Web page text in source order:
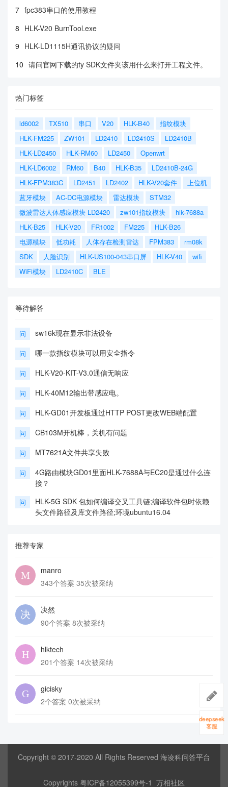
7 fpc383串口的使用教程
8 HLK-V20 BurnTool.exe
9 HLK-LD1115H通讯协议的疑问
10 请问官网下载的ty SDK文件夹该用什么来打开工程文件。
热门标签
ld6002 TX510 串口 V20 HLK-B40
指纹模块
HLK-FM225
ZW101 LD2410 LD2410S
LD2410B
HLK-LD2450
HLK-RM60 LD2450
Openwrt
HLK-LD6002
RM60 B40 HLK-B35
LD2410B-24G
HLK-FPM383C
LD2451 LD2402 HLK-V20套件
上位机
蓝牙模块
AC-DC电源模块 雷达模块
STM32
微波雷达人体感应模块 LD2420
zw101指纹模块
hlk-7688a
HLK-B25
HLK-V20 FR1002 FM225
HLK-B26
电源模块
低功耗 人体存在检测雷达 FPM383
rm08k
SDK
人脸识别 HLK-US100-043串口屏 HLK-V40
wifi
WiFi模块
LD2410C BLE
等待解答
问 sw16k现在显示非法设备
问 哪一款指纹模块可以用安全指令
问 HLK-V20-KIT-V3.0通信无响应
问 HLK-40M12输出带感应电。
问 HLK-GD01开发板通过HTTP POST更改WEB端配置
问 CB103M开机棒，关机有问题
问 MT7621A文件共享失败
问
4G路由模块GD01里面HLK-7688A与EC20是通过什么连
接？
问
HLK-5G SDK 包如何编译交叉工具链;编译软件包时依赖
头文件路径及库文件路径;环境ubuntu16.04
推荐专家
manro
343个答案 35次被采纳
决然
90个答案 8次被采纳
hlktech
201个答案 14次被采纳
gicisky
2个答案 0次被采纳
Copyright © 2017-2020 All Rights Reserved 海凌科问答平台
Copyrights 粤ICP备12055399号-1 万相社区
deepseek
客服